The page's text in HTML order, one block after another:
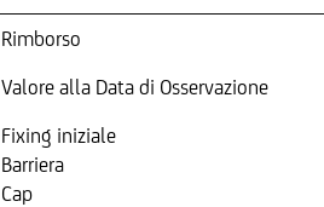
Rimborso
Valore alla Data di Osservazione
Fixing iniziale
Barriera
Cap